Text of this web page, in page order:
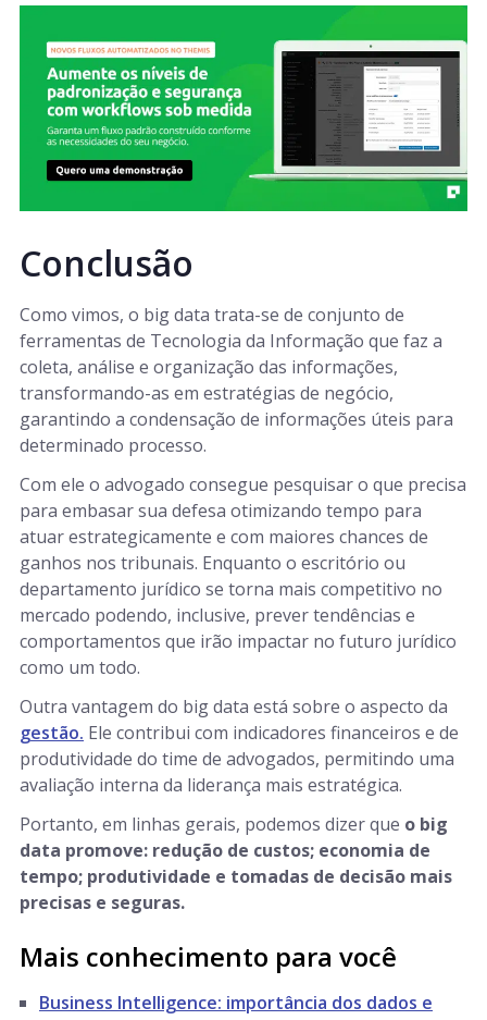
Conclusão
Como vimos, o big data trata-se de conjunto de
ferramentas de Tecnologia da Informação que faz a
coleta, análise e organização das informações,
transformando-as em estratégias de negócio,
garantindo a condensação de informações úteis para
determinado processo.
Com ele o advogado consegue pesquisar o que precisa
para embasar sua defesa otimizando tempo para
atuar estrategicamente e com maiores chances de
ganhos nos tribunais. Enquanto o escritório ou
departamento jurídico se torna mais competitivo no
mercado podendo, inclusive, prever tendências e
comportamentos que irão impactar no futuro jurídico
como um todo.
Outra vantagem do big data está sobre o aspecto da
gestão. Ele contribui com indicadores financeiros e de
produtividade do time de advogados, permitindo uma
avaliação interna da liderança mais estratégica.
Portanto, em linhas gerais, podemos dizer que o big
data promove: redução de custos; economia de
tempo; produtividade e tomadas de decisão mais
precisas e seguras.
Mais conhecimento para você
Business Intelligence: importância dos dados e